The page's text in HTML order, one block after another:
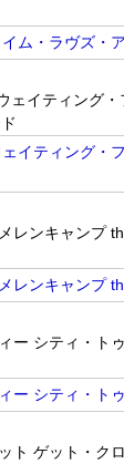
ェイティング
レンキャンプ
ー シティ・ト
ト ゲット・ク